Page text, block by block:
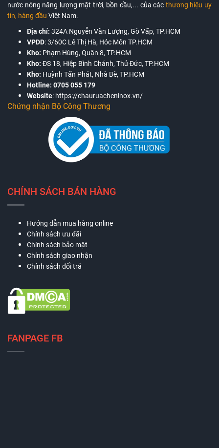
nước nóng năng lượng mặt trời, bồn cầu,... của các thương hiệu uy
tín, hàng đầu Việt Nam.
Địa chỉ: 324A Nguyễn Văn Lượng, Gò Vấp, TP.HCM
VPDD:3/60C Lê Thị Hà, Hóc Môn TP.HCM
Kho: Phạm Hùng, Quận 8, TP.HCM
Kho: ĐS 18, Hiệp Bình Chánh, Thủ Đức, TP.HCM
Kho: Huỳnh Tấn Phát, Nhà Bè, TP.HCM
Hotline: 0705 055 179
Website: https://chauruacheninox.vn/
Chứng nhận Bộ Công Thương
CHÍNH SÁCH BÁN HÀNG
Hướng dẫn mua hàng online
Chính sách ưu đãi
Chính sách bảo mật
Chính sách giao nhận
Chính sách đổi trả
FANPAGE FB